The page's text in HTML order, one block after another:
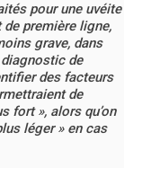
pour une uvéite
première ligne,
grave, dans
de
des facteurs
de
fort », alors qu’on
léger » en cas